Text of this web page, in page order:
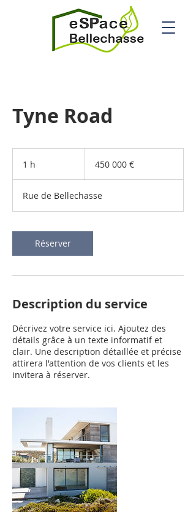
Tyne Road
1 h 450 000 €
Rue de Bellechasse
Réserver
Description du service
Décrivez votre service ici. Ajoutez des
détails grâce à un texte informatif et
clair. Une description détaillée et précise
attirera l'attention de vos clients et les
invitera à réserver.